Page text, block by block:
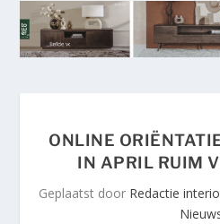
ONLINE
IN APRIL RUIM
Geplaatst door Redactie